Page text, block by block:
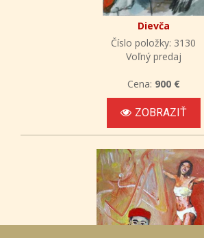
Dievča
Číslo položky: 3130
Voľný predaj
Cena: 900 €
ZOBRAZIŤ